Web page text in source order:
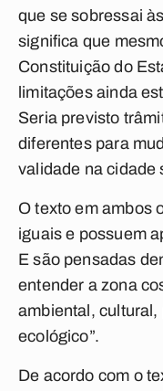
que se sobressai
significa que
Constituição do
limitações ainda
Seria previsto
diferentes para
validade na cidade
O texto em ambos
iguais e possuem
E são pensadas
entender a zona
ambiental,
ecológico”.
De acordo com o